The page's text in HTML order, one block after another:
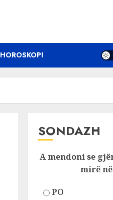
HOROSKOPI
SONDAZH
A mendoni se
mirë
PO